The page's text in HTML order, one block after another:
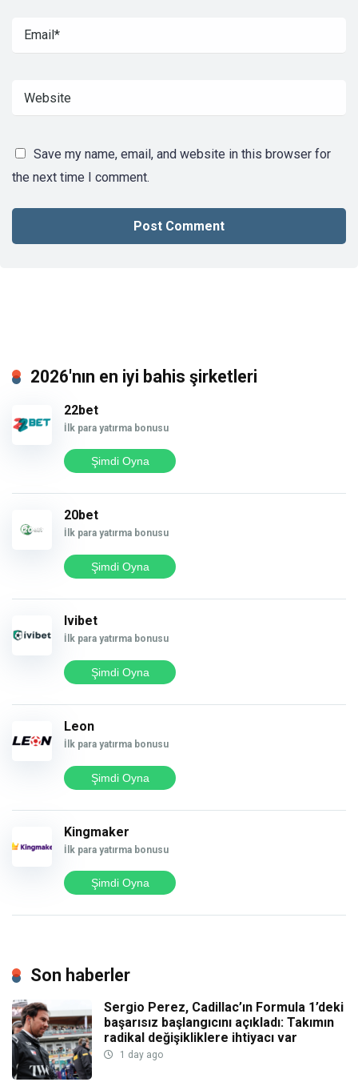
Save my name, email, and website in this browser for
the next time I comment.
2026'nın en iyi bahis şirketleri
22bet
İlk para yatırma bonusu
Şimdi Oyna
20bet
İlk para yatırma bonusu
Şimdi Oyna
Ivibet
İlk para yatırma bonusu
Şimdi Oyna
Leon
İlk para yatırma bonusu
Şimdi Oyna
Kingmaker
İlk para yatırma bonusu
Şimdi Oyna
Son haberler
Sergio Perez, Cadillac’ın Formula 1’deki
başarısız başlangıcını açıkladı: Takımın
radikal değişikliklere ihtiyacı var
1 day ago